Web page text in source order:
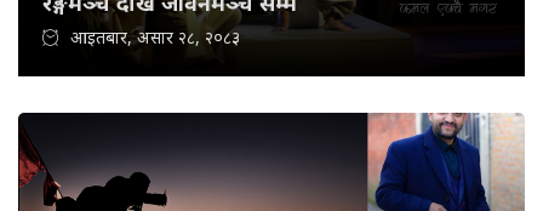
आइतबार, असार २८, २०८३